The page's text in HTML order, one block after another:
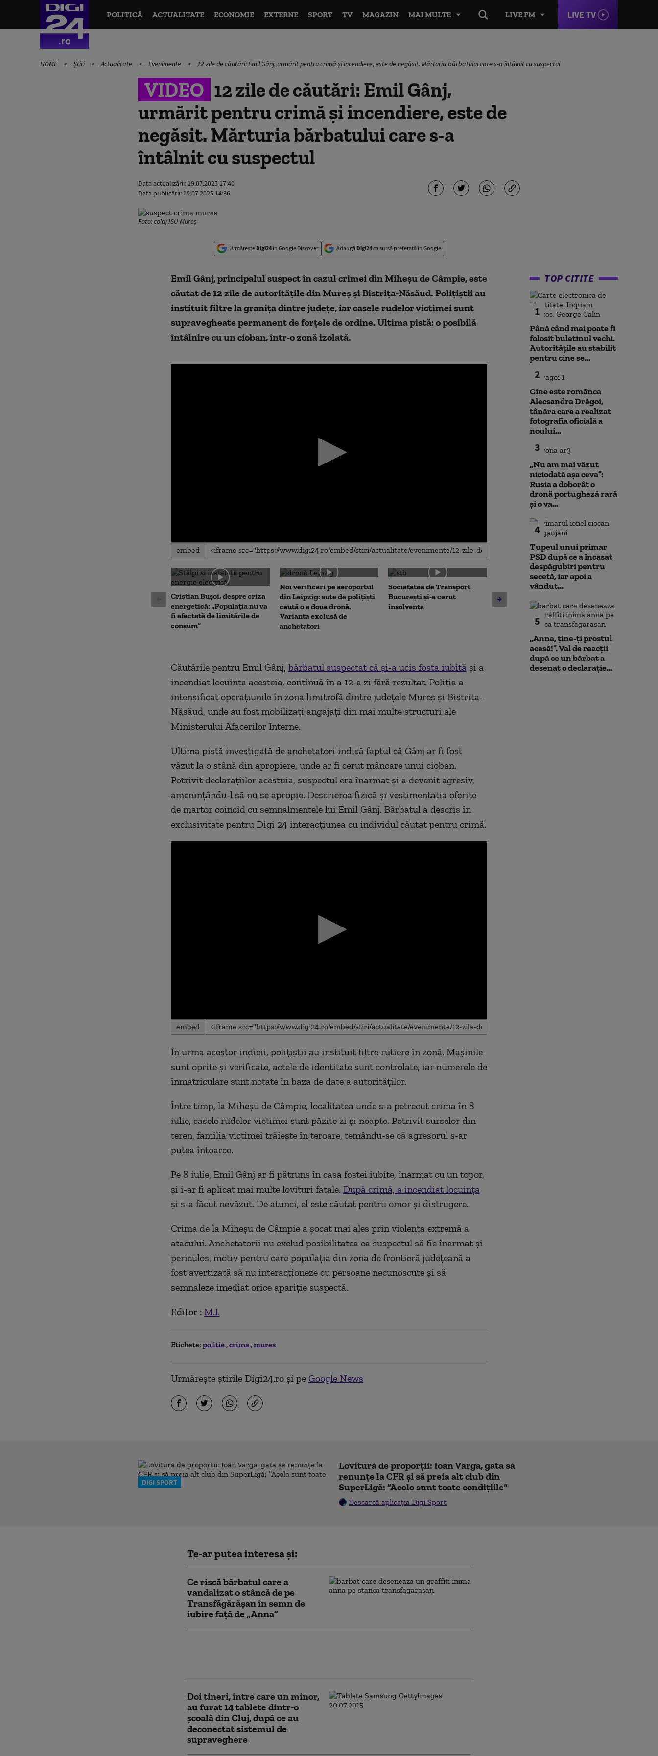
LIVE FM LIVE TV
POLITICĂ ACTUALITATE ECONOMIE EXTERNE SPORT TV MAGAZIN MAI MULTE
HOME Știri Actualitate Evenimente 12 zile de căutări: Emil Gânj, urmărit pentru crimă și incendiere, este de negăsit. Mărturia bărbatului care s-a întâlnit cu suspectul
VIDEO 12 zile de căutări: Emil Gânj,
urmărit pentru crimă și incendiere, este de
negăsit. Mărturia bărbatului care s-a
întâlnit cu suspectul
Data actualizării: 19.07.2025 17:40
Data publicării: 19.07.2025 14:36
Foto: colaj ISU Mureș
Urmărește Digi24în Google Discover Adaugă Digi24ca sursă preferată în Google
Emil Gânj, principalul suspect în cazul crimei din Miheșu de Câmpie, este
căutat de 12 zile de autoritățile din Mureș și Bistrița-Năsăud. Polițiștii au
instituit filtre la granița dintre județe, iar casele rudelor victimei sunt
supravegheate permanent de forțele de ordine. Ultima pistă: o posibilă
întâlnire cu un cioban, într-o zonă izolată.
0
seconds
0
seconds Volume
90%
embed
Cristian Bușoi, despre criza
energetică: „Populația nu va
fi afectată de limitările de
consum”
Noi verificări pe aeroportul
din Leipzig: sute de polițiști
caută o a doua dronă.
Varianta exclusă de
anchetatori
Societatea de Transport
București și-a cerut
insolvența
Avertisment de la Bruxelles
după scandalul centralelor
pe cărbune: „Blocarea
angajamentelor din PNRR
poate avea consecințe
financiare”
parteneriatul
Nu poți
Căutările pentru Emil Gânj, bărbatul suspectat că și-a ucis fosta iubită și a
incendiat locuința acesteia, continuă în a 12-a zi fără rezultat. Poliția a
intensificat operațiunile în zona limitrofă dintre județele Mureș și Bistrița-
Năsăud, unde au fost mobilizați angajați din mai multe structuri ale
Ministerului Afacerilor Interne.
Ultima pistă investigată de anchetatori indică faptul că Gânj ar fi fost
văzut la o stână din apropiere, unde ar fi cerut mâncare unui cioban.
Potrivit declarațiilor acestuia, suspectul era înarmat și a devenit agresiv,
amenințându-l să nu se apropie. Descrierea fizică și vestimentația oferite
de martor coincid cu semnalmentele lui Emil Gânj. Bărbatul a descris în
exclusivitate pentru Digi 24 interacțiunea cu individul căutat pentru crimă.
seconds
0
secondsVolume
embed
În urma acestor indicii, polițiștii au instituit filtre rutiere în zonă. Mașinile
sunt oprite și verificate, actele de identitate sunt controlate, iar numerele de
înmatriculare sunt notate în baza de date a autorităților.
Între timp, la Miheșu de Câmpie, localitatea unde s-a petrecut crima în 8
iulie, casele rudelor victimei sunt păzite zi și noapte. Potrivit surselor din
teren, familia victimei trăiește în teroare, temându-se că agresorul s-ar
putea întoarce.
Pe 8 iulie, Emil Gânj ar fi pătruns în casa fostei iubite, înarmat cu un topor,
și i-ar fi aplicat mai multe lovituri fatale. După crimă, a incendiat locuința
și s-a făcut nevăzut. De atunci, el este căutat pentru omor și distrugere.
Crima de la Miheșu de Câmpie a șocat mai ales prin violența extremă a
atacului. Anchetatorii nu exclud posibilitatea ca suspectul să fie înarmat și
periculos, motiv pentru care populația din zona de frontieră județeană a
fost avertizată să nu interacționeze cu persoane necunoscute și să
semnaleze imediat orice apariție suspectă.
Editor : M.I.
Etichete: politie crima mures
Urmărește știrile Digi24.ro și pe Google News
TOP CITITE
1
Până când mai poate fi
folosit buletinul vechi.
Autoritățile au stabilit
pentru cine se...
2
Cine este românca
Alecsandra Drăgoi,
tânăra care a realizat
fotografia oficială a
noului...
3
„Nu am mai văzut
niciodată așa ceva”:
Rusia a doborât o
dronă portugheză rară
și o va...
4
Tupeul unui primar
PSD după ce a încasat
despăgubiri pentru
secetă, iar apoi a
vândut...
5
„Anna, ţine-ţi prostul
acasă!”. Val de reacții
după ce un bărbat a
desenat o declarație...
DIGI SPORT
Lovitură de proporții: Ioan Varga, gata să
renunțe la CFR și să preia alt club din
SuperLigă: ”Acolo sunt toate condițiile”
Descarcă aplicația Digi Sport
Te-ar putea interesa și:
Ce riscă bărbatul care a
vandalizat o stâncă de pe
Transfăgărășan în semn de
iubire față de „Anna”
Doi tineri, între care un minor,
au furat 14 tablete dintr-o
şcoală din Cluj, după ce au
deconectat sistemul de
supraveghere